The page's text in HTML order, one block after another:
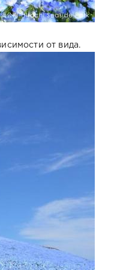
от вида.